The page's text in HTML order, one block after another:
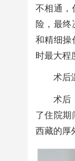
不相通，
险，最
和精细操
时最大程
术后
术后
了住院
西藏的厚